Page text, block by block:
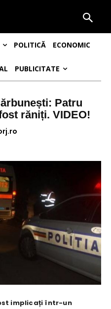
POLITICĂ ECONOMIC
PUBLICITATE
Patru
răniți. VIDEO!
implicați într-un